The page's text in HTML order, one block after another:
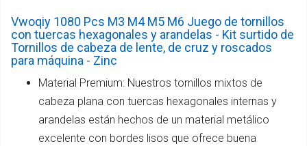
Vwoqiy 1080 Pcs M3 M4 M5 M6 Juego de tornillos
con tuercas hexagonales y arandelas - Kit surtido de
Tornillos de cabeza de lente, de cruz y roscados
para máquina - Zinc
Material Premium: Nuestros tornillos mixtos de
cabeza plana con tuercas hexagonales internas y
arandelas están hechos de un material metálico
excelente con bordes lisos que ofrece buena